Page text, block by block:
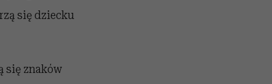
się dziecku
się znaków